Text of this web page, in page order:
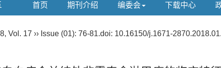
首页 期刊介绍 编委会 下载中心
, Vol. 17 ›› Issue (01): 76-81.doi: 10.16150/j.1671-